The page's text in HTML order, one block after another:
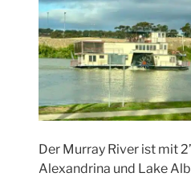
Der Murray River ist mit
Alexandrina und Lake